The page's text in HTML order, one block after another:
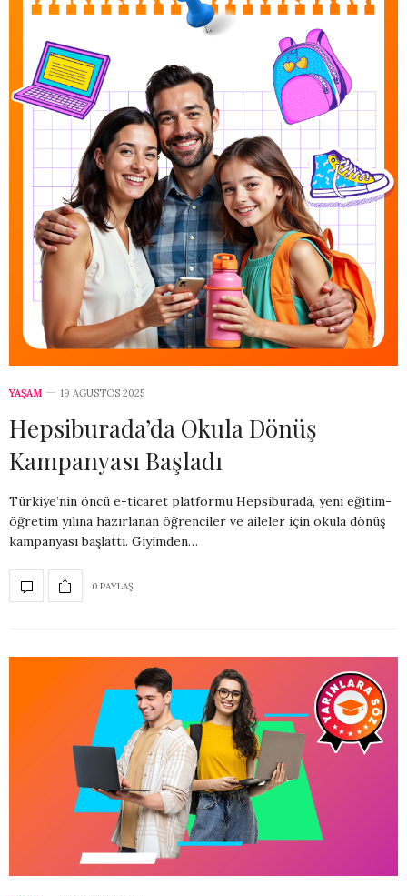
YAŞAM 19 AĞUSTOS 2025
Hepsiburada’da Okula Dönüş
Kampanyası Başladı
Türkiye’nin öncü e-ticaret platformu Hepsiburada, yeni eğitim-
öğretim yılına hazırlanan öğrenciler ve aileler için okula dönüş
kampanyası başlattı. Giyimden…
0 PAYLAŞ